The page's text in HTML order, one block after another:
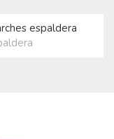
espaldera